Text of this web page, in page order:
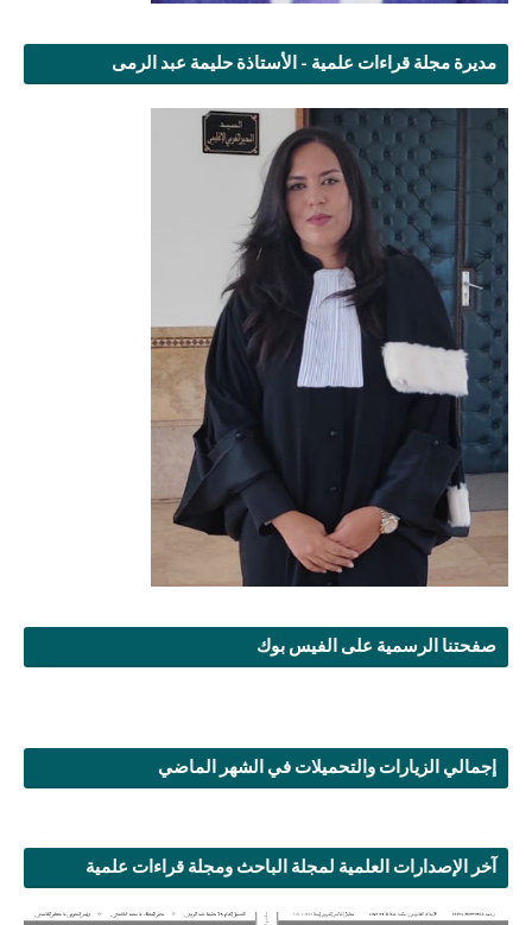
مديرة مجلة قراءات علمية - الأستاذة حليمة عبد الرمى
صفحتنا الرسمية على الفيس بوك
إجمالي الزيارات والتحميلات في الشهر الماضي
آخر الإصدارات العلمية لمجلة الباحث ومجلة قراءات علمية